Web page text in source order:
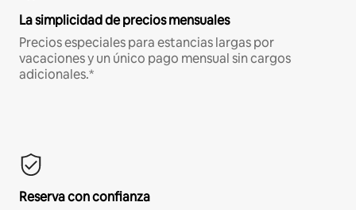
La simplicidad de precios mensuales
Precios especiales para estancias largas por
vacaciones y un único pago mensual sin cargos
adicionales.*
Reserva con confianza